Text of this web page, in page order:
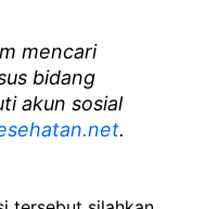
mencari
bidang
akun sosial
.